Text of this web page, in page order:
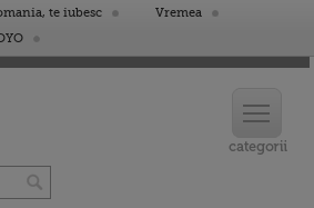
te iubesc
Vremea